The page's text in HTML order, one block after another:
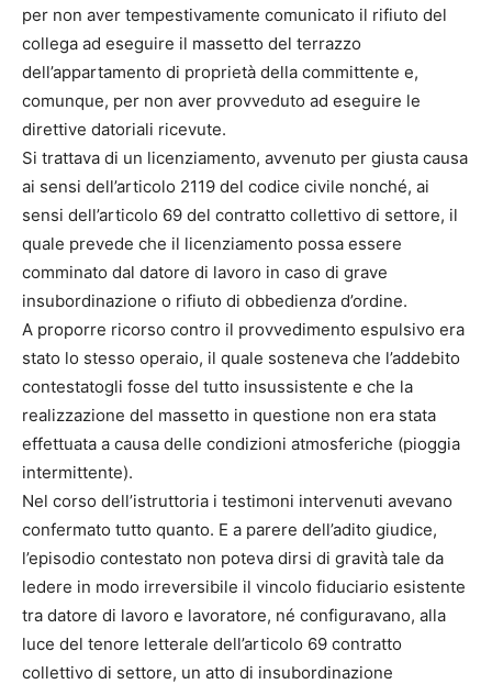
per non aver tempestivamente comunicato il rifiuto del
collega ad eseguire il massetto del terrazzo
dell’appartamento di proprietà della committente e,
comunque, per non aver provveduto ad eseguire le
direttive datoriali ricevute.
Si trattava di un licenziamento, avvenuto per giusta causa
ai sensi dell’articolo 2119 del codice civile nonché, ai
sensi dell’articolo 69 del contratto collettivo di settore, il
quale prevede che il licenziamento possa essere
comminato dal datore di lavoro in caso di grave
insubordinazione o rifiuto di obbedienza d’ordine.
A proporre ricorso contro il provvedimento espulsivo era
stato lo stesso operaio, il quale sosteneva che l’addebito
contestatogli fosse del tutto insussistente e che la
realizzazione del massetto in questione non era stata
effettuata a causa delle condizioni atmosferiche (pioggia
intermittente).
Nel corso dell’istruttoria i testimoni intervenuti avevano
confermato tutto quanto. E a parere dell’adito giudice,
l’episodio contestato non poteva dirsi di gravità tale da
ledere in modo irreversibile il vincolo fiduciario esistente
tra datore di lavoro e lavoratore, né configuravano, alla
luce del tenore letterale dell’articolo 69 contratto
collettivo di settore, un atto di insubordinazione